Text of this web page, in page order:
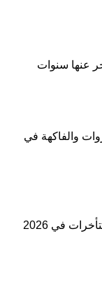
عنها سنوات
والفاكهة في
في 2026